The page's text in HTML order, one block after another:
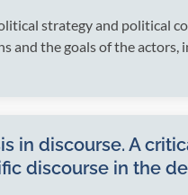
strategy and political
the goals of the
in discourse. A
discourse in the